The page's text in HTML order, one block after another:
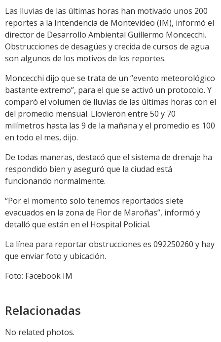
Link
Las lluvias de las últimas horas han motivado unos 200
reportes a la Intendencia de Montevideo (IM), informó el
director de Desarrollo Ambiental Guillermo Moncecchi.
Obstrucciones de desagües y crecida de cursos de agua
son algunos de los motivos de los reportes.
Moncecchi dijo que se trata de un “evento meteorológico
bastante extremo”, para el que se activó un protocolo. Y
comparó el volumen de lluvias de las últimas horas con el
del promedio mensual. Llovieron entre 50 y 70
milímetros hasta las 9 de la mañana y el promedio es 100
en todo el mes, dijo.
De todas maneras, destacó que el sistema de drenaje ha
respondido bien y aseguró que la ciudad está
funcionando normalmente.
“Por el momento solo tenemos reportados siete
evacuados en la zona de Flor de Maroñas”, informó y
detalló que están en el Hospital Policial.
La línea para reportar obstrucciones es 092250260 y hay
que enviar foto y ubicación.
Foto: Facebook IM
Relacionadas
No related photos.